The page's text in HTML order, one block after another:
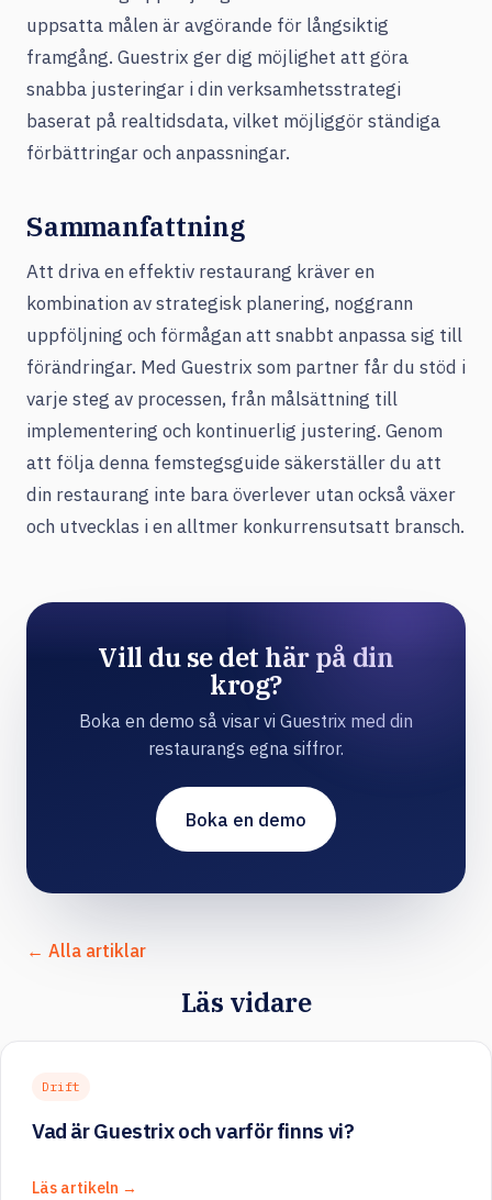
uppsatta målen är avgörande för långsiktig
framgång. Guestrix ger dig möjlighet att göra
snabba justeringar i din verksamhetsstrategi
baserat på realtidsdata, vilket möjliggör ständiga
förbättringar och anpassningar.
Sammanfattning
Att driva en effektiv restaurang kräver en
kombination av strategisk planering, noggrann
uppföljning och förmågan att snabbt anpassa sig till
förändringar. Med Guestrix som partner får du stöd i
varje steg av processen, från målsättning till
implementering och kontinuerlig justering. Genom
att följa denna femstegsguide säkerställer du att
din restaurang inte bara överlever utan också växer
och utvecklas i en alltmer konkurrensutsatt bransch.
Vill du se det här på din
krog?
Boka en demo så visar vi Guestrix med din
restaurangs egna siffror.
Boka en demo
← Alla artiklar
Läs vidare
Drift
Vad är Guestrix och varför finns vi?
Läs artikeln →